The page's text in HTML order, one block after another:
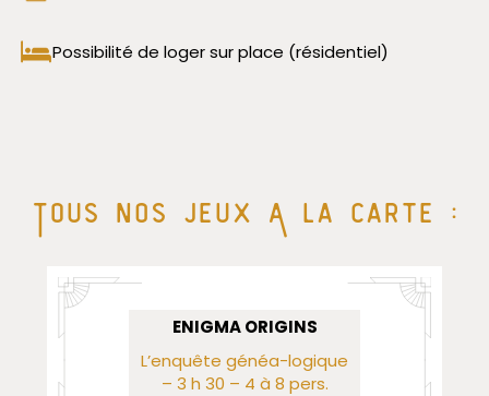
Possibilité de loger sur place (résidentiel)
Tous nOs jeux A la carte :
ENIGMA ORIGINS
L’enquête généa-logique
– 3 h 30 – 4 à 8 pers.